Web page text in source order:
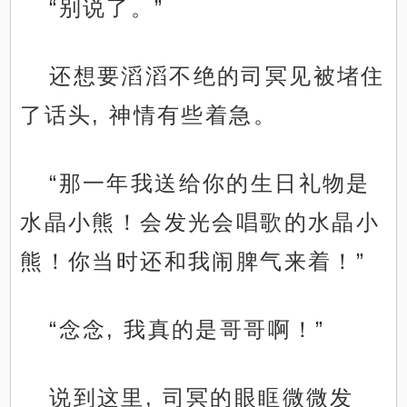
“别说了。”
还想要滔滔不绝的司冥见被堵住
了话头, 神情有些着急。
“那一年我送给你的生日礼物是
水晶小熊！会发光会唱歌的水晶小
熊！你当时还和我闹脾气来着！”
“念念, 我真的是哥哥啊！”
说到这里, 司冥的眼眶微微发